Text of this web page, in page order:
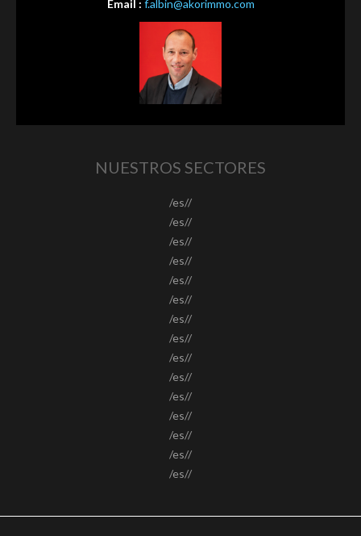
Email : f.albin@akorimmo.com
NUESTROS SECTORES
/es//
/es//
/es//
/es//
/es//
/es//
/es//
/es//
/es//
/es//
/es//
/es//
/es//
/es//
/es//